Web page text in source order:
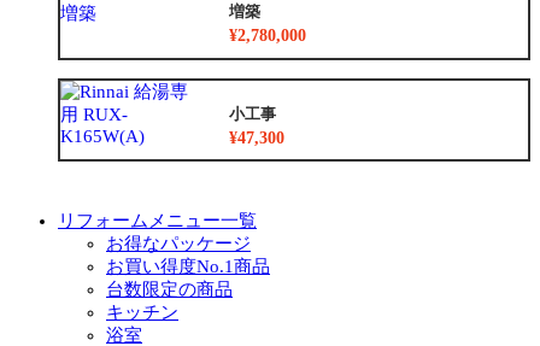
増築
¥2,780,000
小工事
¥47,300
リフォームメニュー一覧
お得なパッケージ
お買い得度No.1商品
台数限定の商品
キッチン
浴室